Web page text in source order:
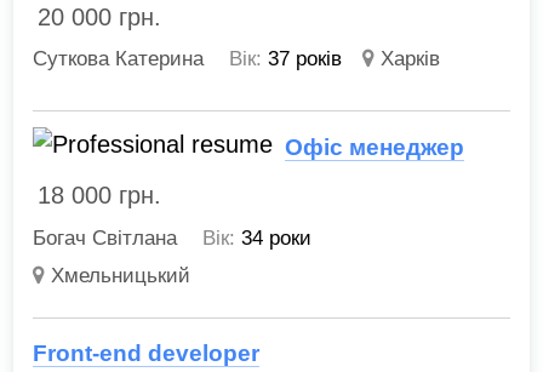
20 000 грн.
Суткова Катерина Вік: 37 років Харків
Офіс менеджер
18 000 грн.
Богач Світлана Вік: 34 роки
Хмельницький
Front-end developer